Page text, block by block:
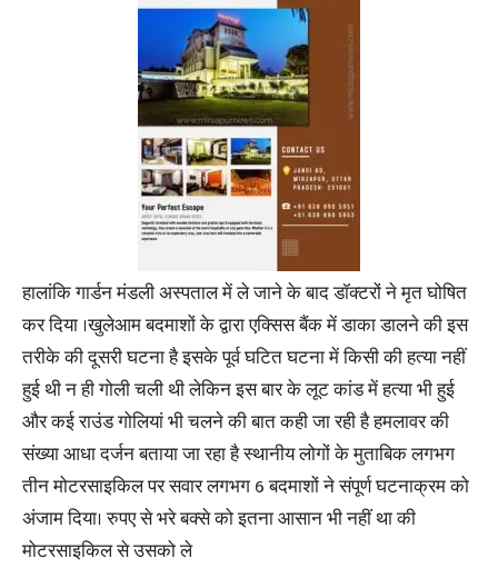
हालांकि गार्डन मंडली अस्पताल में ले जाने के बाद डॉक्टरों ने मृत घोषित
कर दिया ।खुलेआम बदमाशों के द्वारा एक्सिस बैंक में डाका डालने की इस
तरीके की दूसरी घटना है इसके पूर्व घटित घटना में किसी की हत्या नहीं
हुई थी न ही गोली चली थी लेकिन इस बार के लूट कांड में हत्या भी हुई
और कई राउंड गोलियां भी चलने की बात कही जा रही है हमलावर की
संख्या आधा दर्जन बताया जा रहा है स्थानीय लोगों के मुताबिक लगभग
तीन मोटरसाइकिल पर सवार लगभग 6 बदमाशों ने संपूर्ण घटनाक्रम को
अंजाम दिया। रुपए से भरे बक्से को इतना आसान भी नहीं था की
मोटरसाइकिल से उसको ले